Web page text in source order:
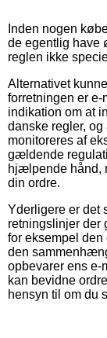
Inden nogen
de egentlig have
reglen ikke
Alternativet
forretningen er
indikation om at
danske regler,
monitoreres af
gældende
hjælpende hånd,
din ordre.
Yderligere er det
retningslinjer der
for eksempel den
den
opbevarer ens e-
kan bevidne
hensyn til om du